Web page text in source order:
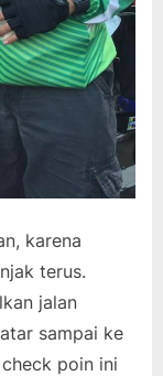
karena
terus.
jalan
sampai ke
poin ini